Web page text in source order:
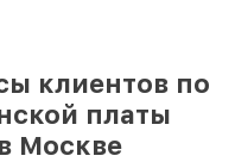
клиентов по
платы
Москве